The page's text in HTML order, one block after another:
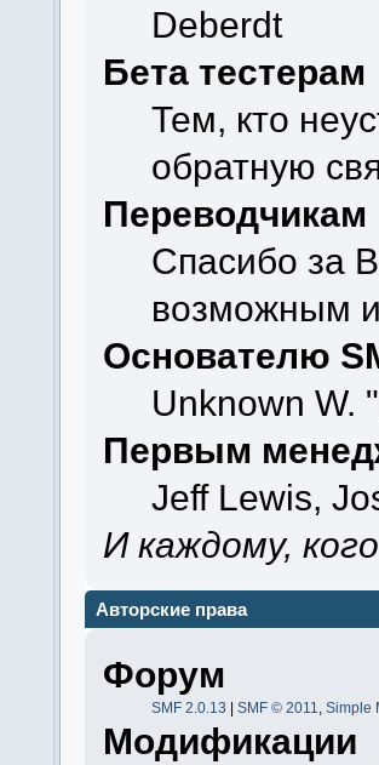
Deberdt
Бета тестерам
Тем, кто
обратную
Переводчикам
Спасибо за
возможным
Основателю
Unknown W.
Первым
Jeff Lewis,
И каждому,
Авторские права
Форум
SMF 2.0.13 | SMF © 2011 Simple
Модификации